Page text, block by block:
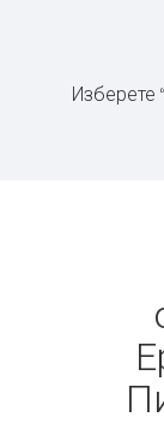
Изберете